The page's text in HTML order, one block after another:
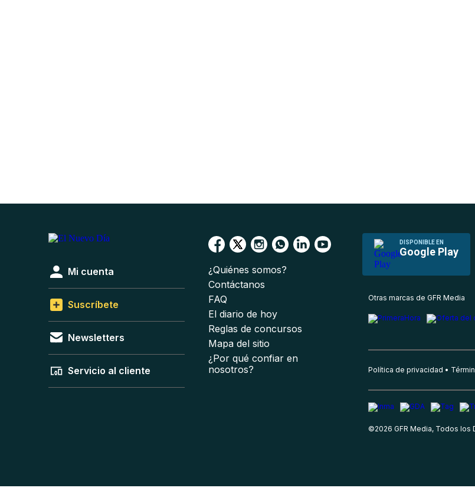
DISPONIBLE EN
Google Play
Mi cuenta
Suscríbete
Newsletters
Servicio al cliente
¿Quiénes somos?
Contáctanos
FAQ
El diario de hoy
Reglas de concursos
Mapa del sitio
¿Por qué confiar en
nosotros?
Otras marcas de GFR Media
Política de privacidad
©2026 GFR Media, Todos los